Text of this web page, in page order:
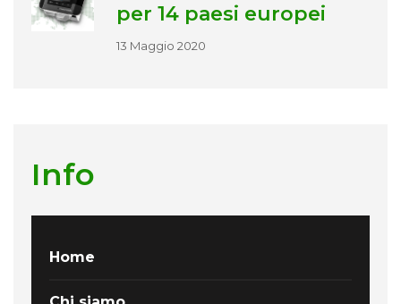
per 14 paesi europei
13 Maggio 2020
Info
Home